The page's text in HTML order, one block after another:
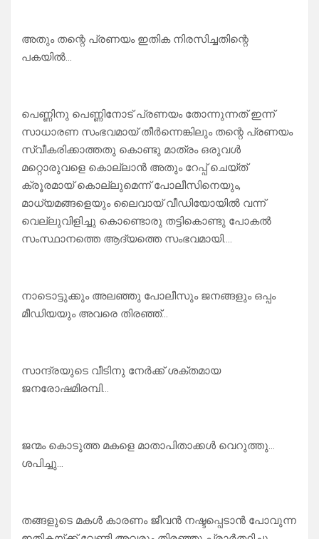
അതും തന്റെ പ്രണയം ഇതിക നിരസിച്ചതിന്റെ
പകയിൽ…
പെണ്ണിനു പെണ്ണിനോട് പ്രണയം തോന്നുന്നത് ഇന്ന്
സാധാരണ സംഭവമായ് തീർന്നെങ്കിലും തന്റെ പ്രണയം
സ്വീകരിക്കാത്തതു കൊണ്ടു മാത്രം ഒരുവൾ
മറ്റൊരുവളെ കൊല്ലാൻ അതും റേപ്പ് ചെയ്ത്
ക്രൂരമായ് കൊല്ലുമെന്ന് പോലീസിനെയും,
മാധ്യമങ്ങളെയും ലൈവായ് വീഡിയോയിൽ വന്ന്
വെല്ലുവിളിച്ചു കൊണ്ടൊരു തട്ടികൊണ്ടു പോകൽ
സംസ്ഥാനത്തെ ആദ്യത്തെ സംഭവമായി….
നാടൊട്ടുക്കും അലഞ്ഞു പോലീസും ജനങ്ങളും ഒപ്പം
മീഡിയയും അവരെ തിരഞ്ഞ്…
സാന്ദ്രയുടെ വീടിനു നേർക്ക് ശക്തമായ
ജനരോഷമിരമ്പി…
ജന്മം കൊടുത്ത മകളെ മാതാപിതാക്കൾ വെറുത്തു…
ശപിച്ചു…
തങ്ങളുടെ മകൾ കാരണം ജീവൻ നഷ്ടപ്പെടാൻ പോവുന്ന